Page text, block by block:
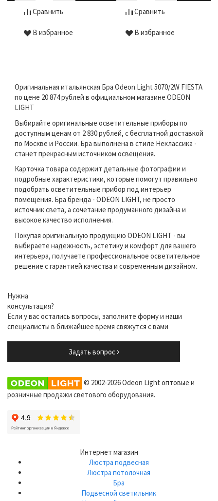
Сравнить
В избранное
Сравнить
В избранное
Оригинальная итальянская Бра Odeon Light 5070/2W FIESTA
по цене 20 874 рублей в официальном магазине ODEON
LIGHT
Выбирайте оригинальные осветительные приборы по
доступным ценам от 2 830 рублей, с бесплатной доставкой
по Москве и России. Бра выполнена в стиле Неклассика -
станет прекрасным источником освещения.
Карточка товара содержит детальные фотографии и
подробные характеристики, которые помогут правильно
подобрать осветительные прибор под интерьер
помещения. Бра бренда - ODEON LIGHT, не просто
источник света, а сочетание продуманного дизайна и
высокое качество исполнения.
Покупая оригинальную продукцию ODEON LIGHT - вы
выбираете надежность, эстетику и комфорт для вашего
интерьера, получаете профессиональное осветительное
решение с гарантией качества и современным дизайном.
Нужна
консультация?
Если у вас остались вопросы, заполните форму и наши
специалисты в ближайшее время свяжутся с вами
Задать вопрос
© 2002-2026 Odeon Light оптовые и
розничные продажи светового оборудования.
Интернет магазин
Люстра подвесная
Люстра потолочная
Бра
Подвесной светильник